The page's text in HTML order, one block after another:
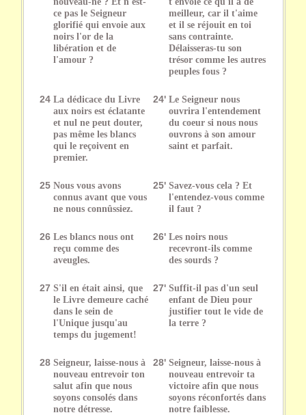
ce pas le Seigneur
glorifié qui envoie aux
noirs l'or de la
libération et de
l'amour ?
meilleur, car il t'aime
et il se réjouit en toi
sans contrainte.
Délaisseras-tu son
trésor comme les autres
peuples fous ?
24 La dédicace du Livre
aux noirs est éclatante
et nul ne peut douter,
pas même les blancs
qui le reçoivent en
premier.
24' Le Seigneur nous
ouvrira l'entendement
du coeur si nous nous
ouvrons à son amour
saint et parfait.
25 Nous vous avons
connus avant que vous
ne nous connûssiez.
25' Savez-vous cela ? Et
l'entendez-vous comme
il faut ?
26 Les blancs nous ont
reçu comme des
aveugles.
26' Les noirs nous
recevront-ils comme
des sourds ?
27 S'il en était ainsi, que
le Livre demeure caché
dans le sein de
l'Unique jusqu'au
temps du jugement!
27' Suffit-il pas d'un seul
enfant de Dieu pour
justifier tout le vide de
la terre ?
28 Seigneur, laisse-nous à
nouveau entrevoir ton
salut afin que nous
soyons consolés dans
notre détresse.
28' Seigneur, laisse-nous à
nouveau entrevoir ta
victoire afin que nous
soyons réconfortés dans
notre faiblesse.